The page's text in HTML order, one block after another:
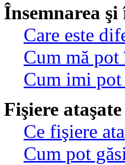
Însemnarea
Care este
Cum mă
Cum imi pot
Fişiere ataşate
Ce fişiere
Cum pot